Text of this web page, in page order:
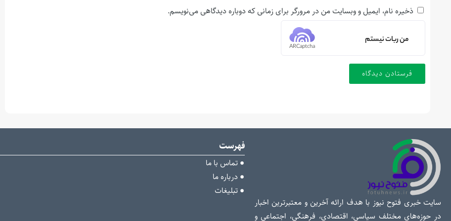
ذخیره نام، ایمیل و وبسایت من در مرورگر برای زمانی که دوباره دیدگاهی می‌نویسم.
من ربات نیستم
ARCaptcha
سایت خبری فتوح نیوز با هدف ارائه آخرین و معتبرترین اخبار
در حوزه‌های مختلف سیاسی، اقتصادی، فرهنگی، اجتماعی و
فهرست
تماس با ما
درباره ما
تبلیغات